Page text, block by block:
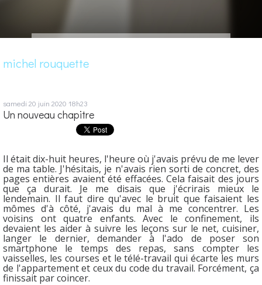
michel rouquette
samedi 20 juin 2020 18h23
Un nouveau chapitre
Il était dix-huit heures, l'heure où j'avais prévu de me lever
de ma table. J'hésitais, je n'avais rien sorti de concret, des
pages entières avaient été effacées. Cela faisait des jours
que ça durait. Je me disais que j'écrirais mieux le
lendemain. Il faut dire qu'avec le bruit que faisaient les
mômes d'à côté, j'avais du mal à me concentrer. Les
voisins ont quatre enfants. Avec le confinement, ils
devaient les aider à suivre les leçons sur le net, cuisiner,
langer le dernier, demander à l'ado de poser son
smartphone le temps des repas, sans compter les
vaisselles, les courses et le télé-travail qui écarte les murs
de l'appartement et ceux du code du travail. Forcément, ça
finissait par coincer.